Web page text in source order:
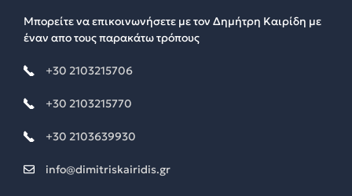
Μπορείτε να επικοινωνήσετε με τον Δημήτρη Καιρίδη με
έναν απο τους παρακάτω τρόπους
+30 2103215706
+30 2103215770
+30 2103639930
info@dimitriskairidis.gr